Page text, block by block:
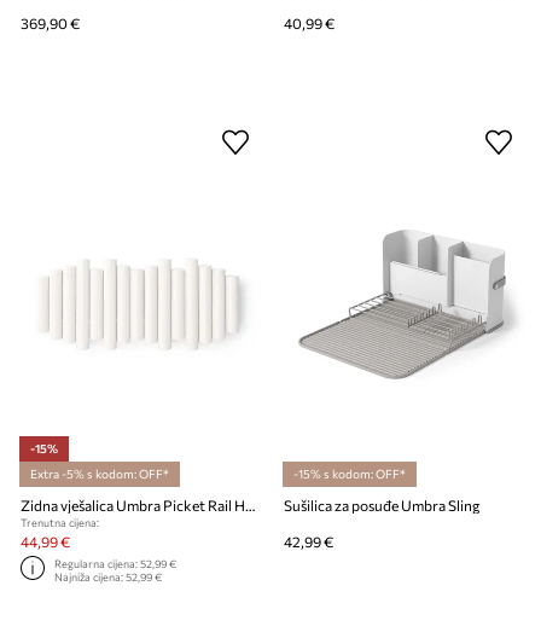
369,90 € 40,99 €
-15%
Extra -5% s kodom: OFF*
Zidna vješalica Umbra Picket Rail Hook
Trenutna cijena:
44,99 €
Regularna cijena:52,99 €
Najniža cijena:52,99 €
-15% s kodom: OFF*
Sušilica za posuđe Umbra Sling
42,99 €